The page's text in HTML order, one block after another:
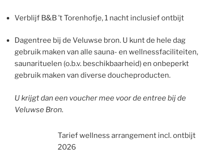
Verblijf B&B ’t Torenhofje, 1 nacht inclusief ontbijt
Dagentree bij de Veluwse bron. U kunt de hele dag
gebruik maken van alle sauna- en wellnessfaciliteiten,
saunarituelen (o.b.v. beschikbaarheid) en onbeperkt
gebruik maken van diverse doucheproducten.
U krijgt dan een voucher mee voor de entree bij de
Veluwse Bron.
Tarief wellness arrangement incl. ontbijt
2026